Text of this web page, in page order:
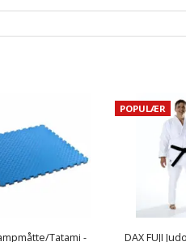
Tatami -
POPULÆR
DAX FUJI